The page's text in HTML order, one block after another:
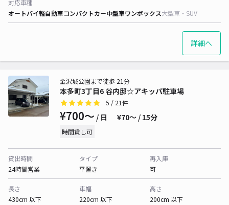
対応車種
オートバイ軽自動車コンパクトカー中型車ワンボックス大型車・SUV
詳細へ
本多町3丁目6 谷内邸☆アキッパ駐車場
金沢城公園まで徒歩 21分
5 / 21件
¥700〜 / 日 ¥70〜 / 15分
時間貸し可
貸出時間
24時間営業
タイプ
平置き
再入庫
可
長さ
430cm 以下
車幅
220cm 以下
高さ
200cm 以下